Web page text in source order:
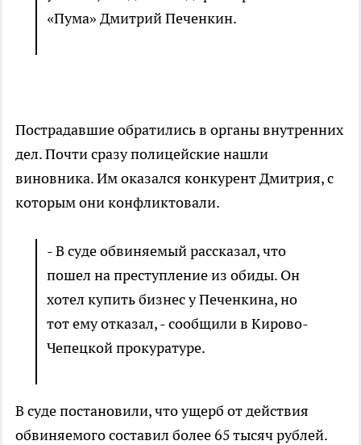
«Пума» Дмитрий Печенкин.
Пострадавшие обратились в органы внутренних
дел. Почти сразу полицейские нашли
виновника. Им оказался конкурент Дмитрия, с
которым они конфликтовали.
- В суде обвиняемый рассказал, что
пошел на преступление из обиды. Он
хотел купить бизнес у Печенкина, но
тот ему отказал, - сообщили в Кирово-
Чепецкой прокуратуре.
В суде постановили, что ущерб от действия
обвиняемого составил более 65 тысяч рублей.